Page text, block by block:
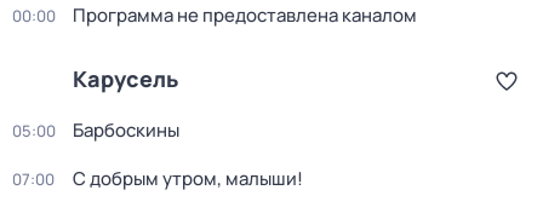
00:00 Программа не предоставлена каналом
Карусель
05:00 Барбоскины
07:00 С добрым утром, малыши!